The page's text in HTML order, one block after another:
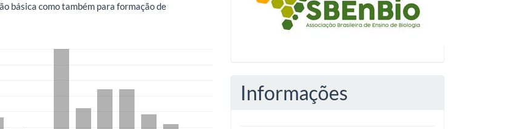
básica como também para formação de
Informações